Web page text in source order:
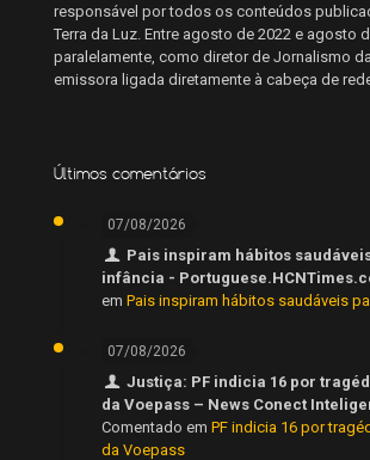
responsável por todos os conteúdos
Terra da Luz. Entre agosto de 2022 e agosto
paralelamente, como diretor de Jornalismo da
emissora ligada diretamente à cabeça de
Últimos comentários
07/08/2026
Pais inspiram hábitos
infância -
em Pais inspiram hábitos saudáveis
07/08/2026
Justiça: PF indicia 16 por
da Voepass – News Conect
Comentado em PF indicia 16 por
da Voepass